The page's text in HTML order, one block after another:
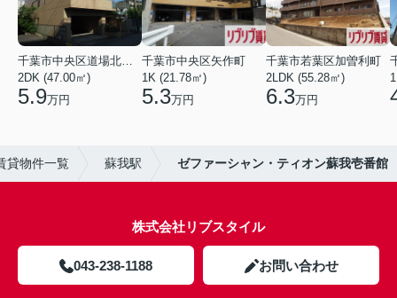
千葉市中央区道場北２丁目
2DK (47.00㎡)
5.9万円
千葉市中央区矢作町
1K (21.78㎡)
5.3万円
千葉市若葉区加曽利町
2LDK (55.28㎡)
6.3万円
貸物件一覧 蘇我駅 ゼファーシャン・ティオン蘇我壱番館
株式会社リブスタイル
043-238-1188 お問い合わせ